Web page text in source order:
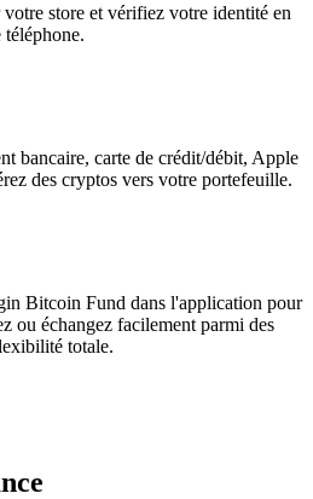
store et vérifiez votre identité en
bancaire, carte de crédit/débit, Apple
des cryptos vers votre portefeuille.
Bitcoin Fund dans l'application pour
ou échangez facilement parmi des
totale.